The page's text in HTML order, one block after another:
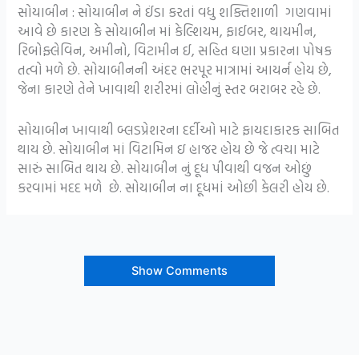
સોયાબીન : સોયાબીન ને ઈંડા કરતાં વધુ શક્તિશાળી ગણવામાં
આવે છે કારણ કે સોયાબીન માં કેલ્શિયમ, ફાઈબર, થાયમીન,
રિબોફ્લેવિન, અમીનો, વિટામીન ઈ, સહિત ઘણા પ્રકારના પોષક
તત્વો મળે છે. સોયાબીનની અંદર ભરપૂર માત્રામાં આયર્ન હોય છે,
જેના કારણે તેને ખાવાથી શરીરમાં લોહીનું સ્તર બરાબર રહે છે.
સોયાબીન ખાવાથી બ્લડપ્રેશરના દર્દીઓ માટે ફાયદાકારક સાબિત
થાય છે. સોયાબીન માં વિટામિન ઇ હાજર હોય છે જે ત્વચા માટે
સારું સાબિત થાય છે. સોયાબીન નું દૂધ પીવાથી વજન ઓછું
કરવામાં મદદ મળે છે. સોયાબીન ના દૂધમાં ઓછી કેલરી હોય છે.
Show Comments